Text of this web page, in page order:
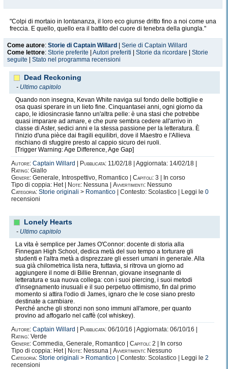
"Colpi di mortaio in lontananza, il loro eco giunse dritto fino a noi come una
freccia. E quello, quello era il battito del cuore di tenebra della giungla."
Come autore: Storie di Captain Willard
Serie di Captain Willard
Come lettore: Storie preferite Autori preferiti Storie da ricordare
Storie
seguite
Stato nel programma recensioni
Dead Reckoning
- Ultimo capitolo
Quando non insegna, Kevan White naviga sul fondo delle bottiglie e
osa quasi sperare in un lieto fine. Cinquantasei anni, ogni giorno da
capo, le idiosincrasie fanno un'altra pelle: è una stasi che potrebbe
quasi imparare ad amare, e che pure sembra cedere all'arrivo in
classe di Aster, sedici anni e la stessa passione per la letteratura. È
l'inizio d'una pièce dai fragili equilibri, dove il Maestro e l'Allieva
rischiano di sfuggire presto al cappio sicuro dei ruoli.
[Trigger Warning: Age Difference, Age Gap]
Autore: Captain Willard Pubblicata: 11/02/18 | Aggiornata: 14/02/18 |
Rating: Giallo
Genere: Generale, Introspettivo, Romantico | Capitoli: 3 | In corso
Tipo di coppia: Het |
Note: Nessuna | Avvertimenti: Nessuno
Categoria: Storie originali > Romantico | Contesto: Scolastico | Leggi le 0
recensioni
Lonely Hearts
- Ultimo capitolo
La vita è semplice per James O'Connor: docente di storia alla
Finnegan High School, dedica metà del suo tempo a torturare gli
studenti e l'altra metà a disprezzare gli esseri umani in generale. Alla
sua già chilometrica lista nera, tuttavia, si ritrova un giorno ad
aggiungere il nome di Billie Brennan, giovane insegnante di
letteratura e sua nuova collega: con i suoi piercing, i suoi metodi
d'insegnamento inusuali e il suo perpetuo ottimismo, fin dal primo
momento si attira l'odio di James, ignaro che le cose siano presto
destinate a cambiare.
Perché anche gli stronzi non sono immuni all'amore, per quanto
provino ad affogarlo nel caffè (col whiskey).
Autore: Captain Willard Pubblicata: 06/10/16 | Aggiornata: 06/10/16 |
Rating: Verde
Genere: Commedia, Generale, Romantico | Capitoli: 2 | In corso
Tipo di coppia: Het |
Note: Nessuna | Avvertimenti: Nessuno
Categoria: Storie originali > Romantico | Contesto: Scolastico | Leggi le 2
recensioni